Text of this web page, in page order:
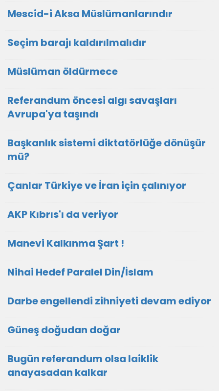
Mescid-i Aksa Müslümanlarındır
Seçim barajı kaldırılmalıdır
Müslüman öldürmece
Referandum öncesi algı savaşları
Avrupa'ya taşındı
Başkanlık sistemi diktatörlüğe dönüşür
mü?
Çanlar Türkiye ve İran için çalınıyor
AKP Kıbrıs'ı da veriyor
Manevi Kalkınma Şart !
Nihai Hedef Paralel Din/İslam
Darbe engellendi zihniyeti devam ediyor
Güneş doğudan doğar
Bugün referandum olsa laiklik
anayasadan kalkar